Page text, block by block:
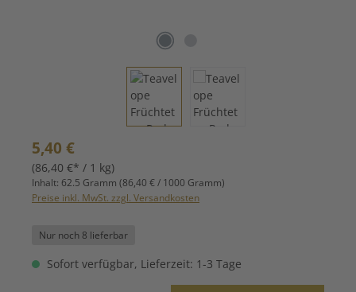
Regulärer Preis:
5,40 €
(86,40 €* / 1 kg)
Inhalt: 62.5 Gramm (86,40 € / 1000 Gramm)
Preise inkl. MwSt. zzgl. Versandkosten
Nur noch 8 lieferbar
Sofort verfügbar, Lieferzeit: 1-3 Tage